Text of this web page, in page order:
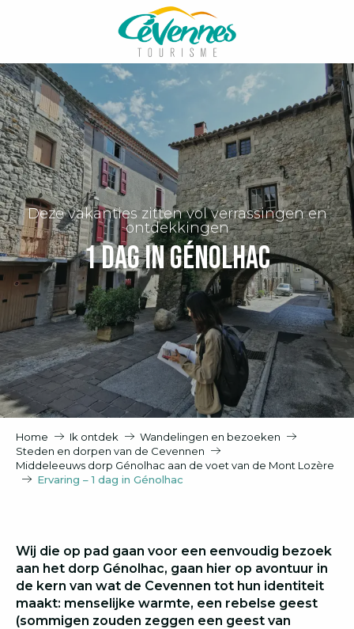
principal
Deze vakanties zitten vol verrassingen en
ontdekkingen
1 dag in Génolhac
Home Ik ontdek
Wandelingen en bezoeken
Steden en dorpen van de Cevennen
Middeleeuws dorp Génolhac aan de voet van de Mont Lozère
Ervaring – 1 dag in Génolhac
Wij die op pad gaan voor een eenvoudig bezoek
aan het dorp Génolhac, gaan hier op avontuur in
de kern van wat de Cevennen tot hun identiteit
maakt: menselijke warmte, een rebelse geest
(sommigen zouden zeggen een geest van